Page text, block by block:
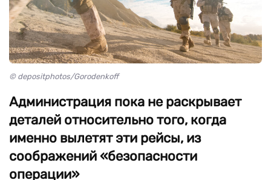
© depositphotos/Gorodenkoff
Администрация пока не раскрывает
деталей относительно того, когда
именно вылетят эти рейсы, из
соображений «безопасности
операции»